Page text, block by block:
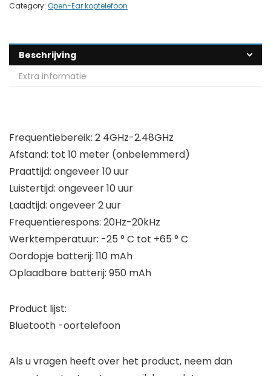
Category: Open-Ear koptelefoon
Beschrijving
Extra informatie
Frequentiebereik: 2 4GHz-2.48GHz
Afstand: tot 10 meter (onbelemmerd)
Praattijd: ongeveer 10 uur
Luistertijd: ongeveer 10 uur
Laadtijd: ongeveer 2 uur
Frequentierespons: 20Hz-20kHz
Werktemperatuur: -25 ° C tot +65 ° C
Oordopje batterij: 110 mAh
Oplaadbare batterij: 950 mAh
Product lijst:
Bluetooth -oortelefoon
Als u vragen heeft over het product, neem dan